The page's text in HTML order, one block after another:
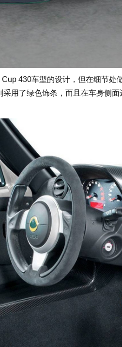
430车型的设计，但在细节处
用了绿色饰条，而且在车身侧